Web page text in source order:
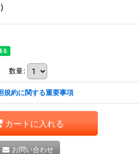
数量:
規約に関する重要事項
カートに入れる
お問い合わせ